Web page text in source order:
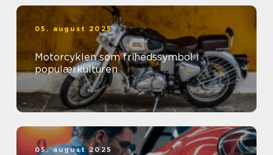
05. august 2025
Motorcyklen som frihedssymbol i
populærkulturen
05. august 2025